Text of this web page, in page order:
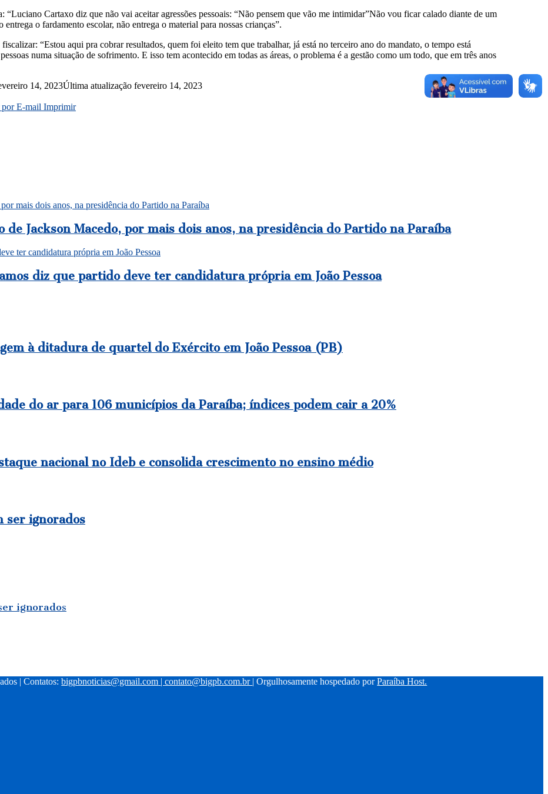
“Luciano Cartaxo diz que não vai aceitar agressões pessoais: “Não pensem que vão me intimidar”Não vou ficar calado diante de um
o fardamento escolar, não entrega o material para nossas crianças”.
“Estou aqui pra cobrar resultados, quem foi eleito tem que trabalhar, já está no terceiro ano do mandato, o tempo está
numa situação de sofrimento. E isso tem acontecido em todas as áreas, o problema é a gestão como um todo, que em três anos
14, 2023Última atualização fevereiro 14, 2023
E-mail Imprimir
mais dois anos, na presidência do Partido na Paraíba
Jackson Macedo, por mais dois anos, na presidência do Partido na Paraíba
ter candidatura própria em João Pessoa
diz que partido deve ter candidatura própria em João Pessoa
à ditadura de quartel do Exército em João Pessoa (PB)
do ar para 106 municípios da Paraíba; índices podem cair a 20%
nacional no Ideb e consolida crescimento no ensino médio
ser ignorados
ignorados
| Contatos:bigpbnoticias@gmail.com |contato@bigpb.com.br | Orgulhosamente hospedado porParaíba Host.